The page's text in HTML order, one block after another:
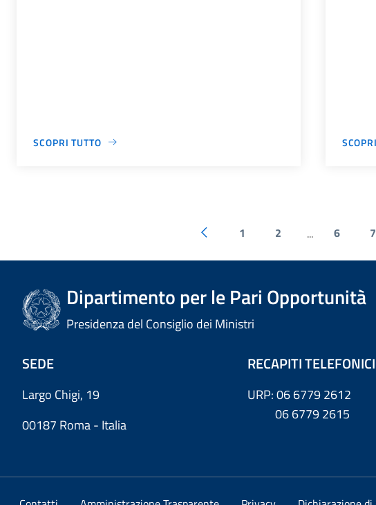
SCOPRI TUTTO
1 2 ... 6 7
Dipartimento per le Pari Opportunità
Presidenza del Consiglio dei Ministri
SEDE
Largo Chigi, 19
00187 Roma - Italia
RECAPITI TELEFONICI
URP: 06 6779 2612
06 6779 2615